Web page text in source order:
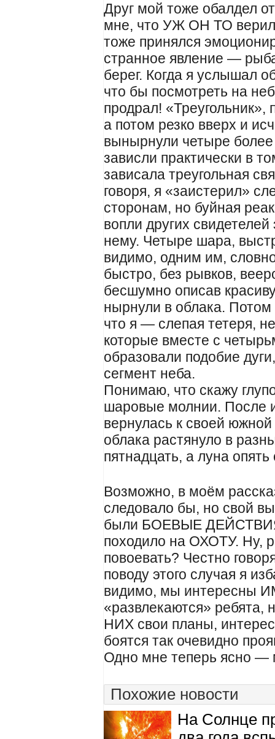
Друг мой тоже обалдел
мне, что УЖ ОН ТО верил
тоже принялся
странное явление —
берег. Когда я услышал
что бы посмотреть на
продрал! «Треугольник»,
а потом резко вверх и
вынырнули четыре
зависли практически в
зависала треугольная
говоря, я «заистерил»
сторонам, но буйная
вопли других
нему. Четыре шара,
видимо, одним им,
быстро, без рывков,
бесшумно описав
нырнули в облака.
что я — слепая тетеря,
которые вместе с
образовали подобие
сегмент неба.
Понимаю, что скажу
шаровые молнии. После
вернулась к своей
облака растянуло в
пятнадцать, а луна
Возможно, в моём
следовало бы, но свой
были БОЕВЫЕ
походило на ОХОТУ. Ну,
повоевать? Честно
поводу этого случая я
видимо, мы интересны
«развлекаются»
НИХ свои планы,
боятся так очевидно
Одно мне теперь ясно —
Похожие новости
На Солнце
два года